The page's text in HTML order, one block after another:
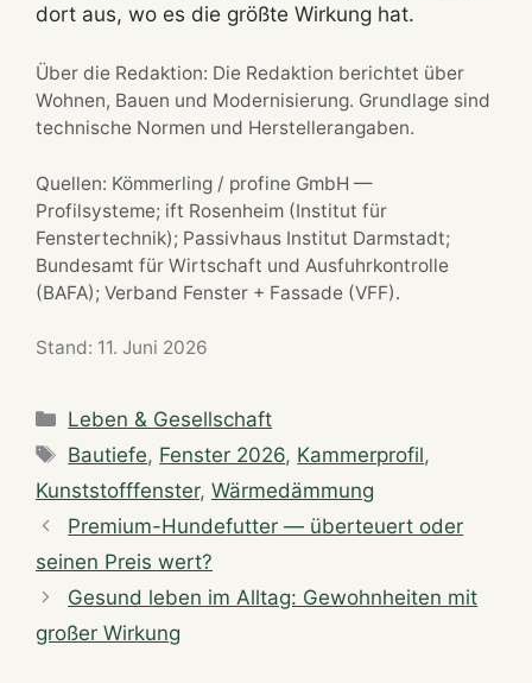
dort aus, wo es die größte Wirkung hat.
Über die Redaktion: Die Redaktion berichtet über
Wohnen, Bauen und Modernisierung. Grundlage sind
technische Normen und Herstellerangaben.
Quellen: Kömmerling / profine GmbH —
Profilsysteme; ift Rosenheim (Institut für
Fenstertechnik); Passivhaus Institut Darmstadt;
Bundesamt für Wirtschaft und Ausfuhrkontrolle
(BAFA); Verband Fenster + Fassade (VFF).
Stand: 11. Juni 2026
Categories
Leben & Gesellschaft
Tags
Bautiefe, Fenster 2026, Kammerprofil,
Kunststofffenster, Wärmedämmung
Premium-Hundefutter — überteuert oder
seinen Preis wert?
Gesund leben im Alltag: Gewohnheiten mit
großer Wirkung